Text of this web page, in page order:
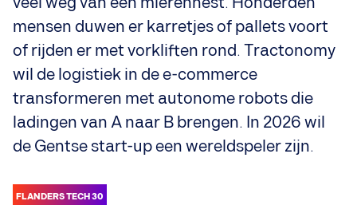
mensen duwen er karretjes of pallets voort
of rijden er met vorkliften rond. Tractonomy
wil de logistiek in de e-commerce
transformeren met autonome robots die
ladingen van A naar B brengen. In 2026 wil
de Gentse start-up een wereldspeler zijn.
FLANDERS TECH 30